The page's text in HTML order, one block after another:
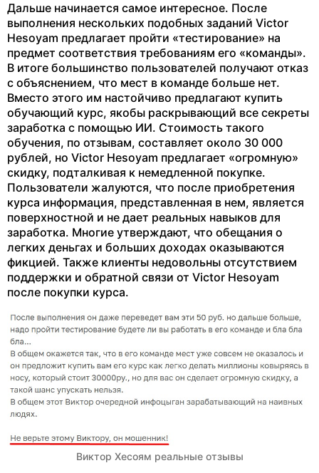
Дальше начинается самое интересное. После
выполнения нескольких подобных заданий Victor
Hesoyam предлагает пройти «тестирование» на
предмет соответствия требованиям его «команды».
В итоге большинство пользователей получают отказ
с объяснением, что мест в команде больше нет.
Вместо этого им настойчиво предлагают купить
обучающий курс, якобы раскрывающий все секреты
заработка с помощью ИИ. Стоимость такого
обучения, по отзывам, составляет около 30 000
рублей, но Victor Hesoyam предлагает «огромную»
скидку, подталкивая к немедленной покупке.
Пользователи жалуются, что после приобретения
курса информация, представленная в нем, является
поверхностной и не дает реальных навыков для
заработка. Многие утверждают, что обещания о
легких деньгах и больших доходах оказываются
фикцией. Также клиенты недовольны отсутствием
поддержки и обратной связи от Victor Hesoyam
после покупки курса.
Виктор Хесоям реальные отзывы